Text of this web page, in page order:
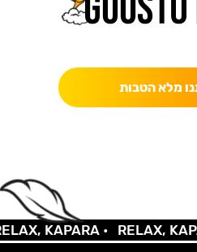
מלא הטבות
KAPARA • RELAX,